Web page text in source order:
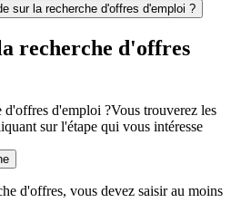
sur la recherche d'offres d'emploi ?
recherche d'offres
d'offres d'emploi ?Vous trouverez les
sur l'étape qui vous intéresse
d'offres, vous devez saisir au moins